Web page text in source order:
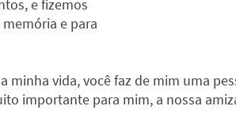
e fizemos
e para
minha vida, você faz de mim uma
importante para mim, a nossa